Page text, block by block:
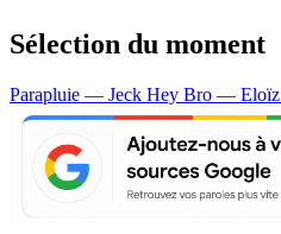
Sélection du moment
Parapluie — Jeck Hey Bro — Eloïz